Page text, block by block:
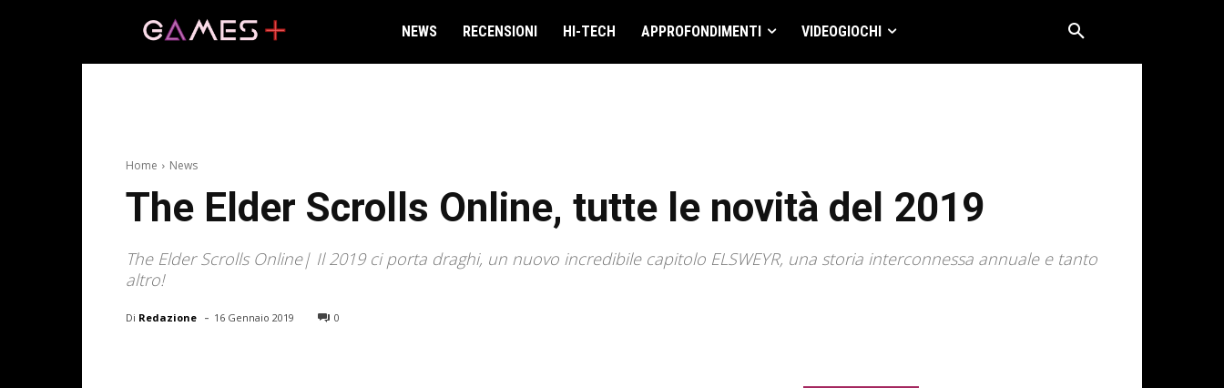
NEWS RECENSIONI HI-TECH APPROFONDIMENTI VIDEOGIOCHI
Home News
The Elder Scrolls Online, tutte le novità del 2019
The Elder Scrolls Online| Il 2019 ci porta draghi, un nuovo incredibile capitolo ELSWEYR, una storia interconnessa annuale e tanto
altro!
Di Redazione - 16 Gennaio 2019 0